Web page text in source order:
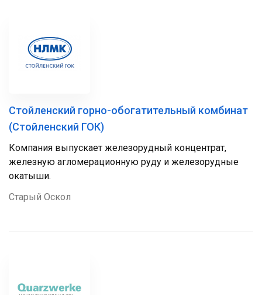
Стойленский горно-обогатительный комбинат
(Стойленский ГОК)
Компания выпускает железорудный концентрат,
железную агломерационную руду и железорудные
окатыши.
Старый Оскол